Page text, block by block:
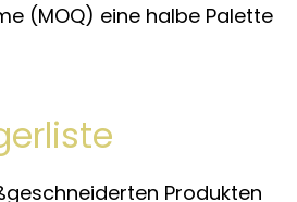
(MOQ) eine halbe Palette
Produkten